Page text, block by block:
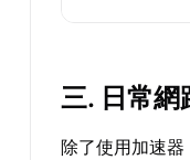
三. 日常網
除了使用加速